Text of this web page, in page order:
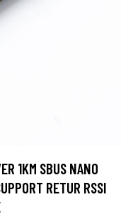
1KM SBUS NANO
RETUR RSSI